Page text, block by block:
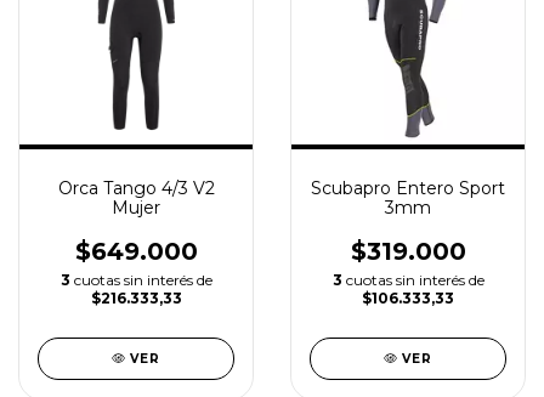
Orca Tango 4/3 V2
Mujer
$649.000
3 cuotas sin interés de
$216.333,33
VER
Scubapro Entero Sport
3mm
$319.000
3 cuotas sin interés de
$106.333,33
VER